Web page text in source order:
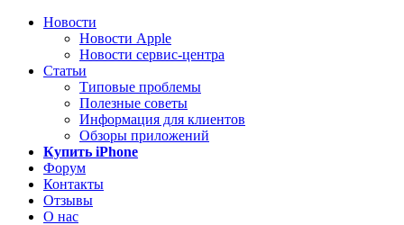
Новости
Новости Apple
Новости сервис-центра
Статьи
Типовые проблемы
Полезные советы
Информация для клиентов
Обзоры приложений
Купить iPhone
Форум
Контакты
Отзывы
О нас